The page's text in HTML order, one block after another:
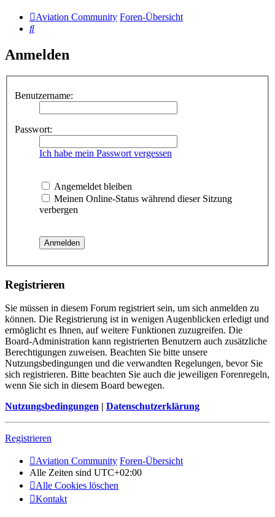
Aviation Community Foren-Übersicht
Suche
Anmelden
Benutzername:
Passwort:
Ich habe mein Passwort vergessen
Angemeldet bleiben
Meinen Online-Status während dieser Sitzung
verbergen
Registrieren
Sie müssen in diesem Forum registriert sein, um sich anmelden zu
können. Die Registrierung ist in wenigen Augenblicken erledigt und
ermöglicht es Ihnen, auf weitere Funktionen zuzugreifen. Die
Board-Administration kann registrierten Benutzern auch zusätzliche
Berechtigungen zuweisen. Beachten Sie bitte unsere
Nutzungsbedingungen und die verwandten Regelungen, bevor Sie
sich registrieren. Bitte beachten Sie auch die jeweiligen Forenregeln,
wenn Sie sich in diesem Board bewegen.
Nutzungsbedingungen | Datenschutzerklärung
Registrieren
Aviation Community Foren-Übersicht
Alle Zeiten sind UTC+02:00
Alle Cookies löschen
Kontakt